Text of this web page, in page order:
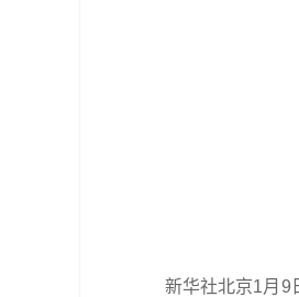
新华社北京1月9